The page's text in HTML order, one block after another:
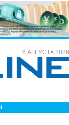
6 АВГУСТА 2026